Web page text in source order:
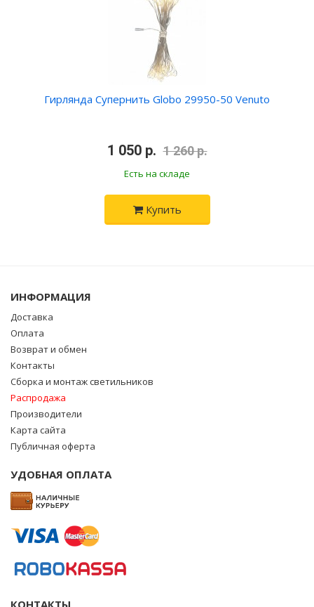
Гирлянда Супернить Globo 29950-50 Venuto
1 050 р. 1 260 р.
Есть на складе
Купить
ИНФОРМАЦИЯ
Доставка
Оплата
Возврат и обмен
Контакты
Сборка и монтаж светильников
Распродажа
Производители
Карта сайта
Публичная оферта
УДОБНАЯ ОПЛАТА
КОНТАКТЫ